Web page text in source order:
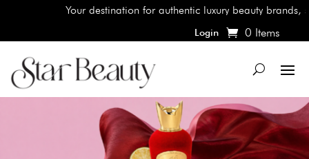
Your destination for authentic luxury beauty brands,
Login 0 Items